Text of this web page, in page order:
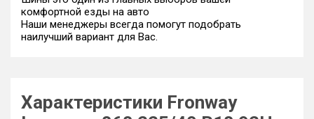
комфортной езды на авто
Наши менеджеры всегда помогут подобрать
наилучший вариант для Вас.
Характеристики Fronway